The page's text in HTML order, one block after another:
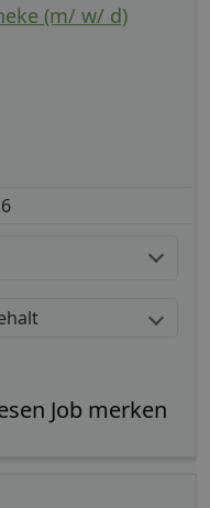
(m/ w/ d)